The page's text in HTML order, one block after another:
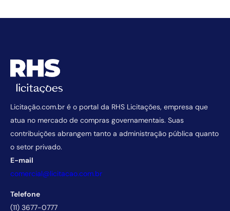
Licitação.com.br é o portal da RHS Licitações, empresa que
atua no mercado de compras governamentais. Suas
contribuições abrangem tanto a administração pública quanto
o setor privado.
E-mail
comercial@licitacao.com.br
Telefone
(11) 3677-0777